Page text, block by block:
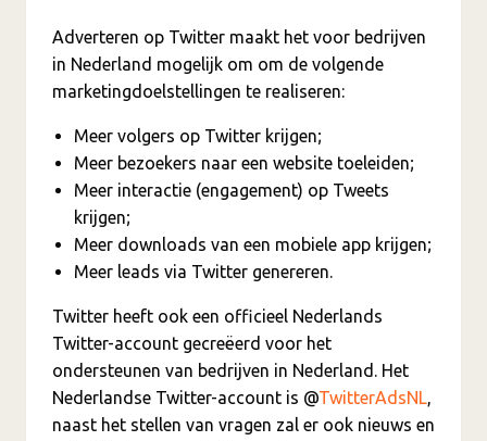
Adverteren op Twitter maakt het voor bedrijven
in Nederland mogelijk om om de volgende
marketingdoelstellingen te realiseren:
Meer volgers op Twitter krijgen;
Meer bezoekers naar een website toeleiden;
Meer interactie (engagement) op Tweets
krijgen;
Meer downloads van een mobiele app krijgen;
Meer leads via Twitter genereren.
Twitter heeft ook een officieel Nederlands
Twitter-account gecreëerd voor het
ondersteunen van bedrijven in Nederland. Het
Nederlandse Twitter-account is @TwitterAdsNL,
naast het stellen van vragen zal er ook nieuws en